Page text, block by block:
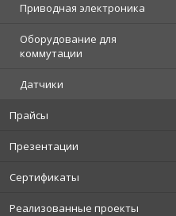
Приводная электроника
Оборудование для
коммутации
Датчики
Прайсы
Презентации
Сертификаты
Реализованные проекты